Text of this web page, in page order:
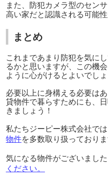
また、防犯カメラ型のセン
高い家だと認識される可能
まとめ
これまであまり防犯を気に
るかと思いますが、この機
ように心がけるとよいでしょ
必要以上に身構える必要は
貸物件で暮らすためにも、
きましょう！
私たちジーピー株式会社では
物件を多数取り扱っておりま
気になる物件がございまし
ください。